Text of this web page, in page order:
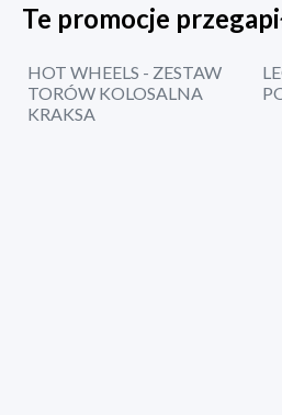
Te promocje
HOT WHEELS - ZESTAW
TORÓW KOLOSALNA
KRAKSA